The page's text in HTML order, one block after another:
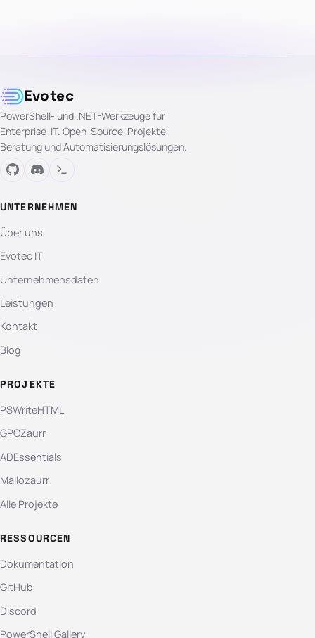
Evotec
PowerShell- und .NET-Werkzeuge für
Enterprise-IT. Open-Source-Projekte,
Beratung und Automatisierungslösungen.
UNTERNEHMEN
Über uns
Evotec IT
Unternehmensdaten
Leistungen
Kontakt
Blog
PROJEKTE
PSWriteHTML
GPOZaurr
ADEssentials
Mailozaurr
Alle Projekte
RESSOURCEN
Dokumentation
GitHub
Discord
PowerShell Gallery